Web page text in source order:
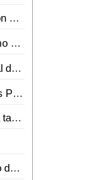
Toma protesta la nueva dirigencia de la Federación Universitaria Potosina (FUP) de la UASLP para el periodo 2023-2025
Inician maniobras de aforo en pozo Lomas V como parte del "Plan emergente de agua"
Se llevó a cabo con gran éxito el Día Internacional de los Museos 2023
Confirma PAN visita de Santiago Creel a San Luis Potosí
Disminuye la inflación, el peso es fuerte, hay baja tasa de desempleo, y hay buen crecimiento económico: AMLO
En comisiones rechazan la solicitud del municipio de tanlajás para pedir un préstamo por tres millones de pesos